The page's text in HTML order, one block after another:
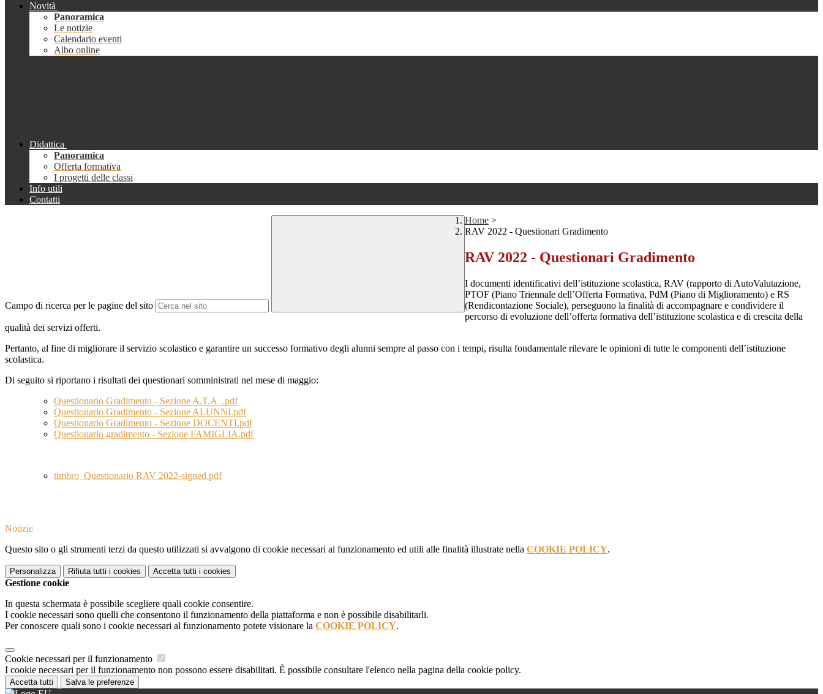
Novità
Panoramica
Le notizie
Calendario eventi
Albo online
Didattica
Panoramica
Offerta formativa
I progetti delle classi
Info utili
Contatti
Campo di ricerca per le pagine del sito
Home >
RAV 2022 - Questionari Gradimento
RAV 2022 - Questionari Gradimento
I documenti identificativi dell’istituzione scolastica, RAV (rapporto di AutoValutazione,
PTOF (Piano Triennale dell’Offerta Formativa, PdM (Piano di Miglioramento) e RS
(Rendicontazione Sociale), perseguono la finalità di accompagnare e condividere il
percorso di evoluzione dell’offerta formativa dell’istituzione scolastica e di crescita della
qualità dei servizi offerti.
Pertanto, al fine di migliorare il servizio scolastico e garantire un successo formativo degli alunni sempre al passo con i tempi, risulta fondamentale rilevare le opinioni di tutte le componenti dell’istituzione
scolastica.
Di seguito si riportano i risultati dei questionari somministrati nel mese di maggio:
Questionario Gradimento - Sezione A.T.A_.pdf
Questionario Gradimento - Sezione ALUNNI.pdf
Questionario Gradimento - Sezione DOCENTI.pdf
Questionario gradimento - Sezione FAMIGLIA.pdf
timbro_Questionario RAV 2022-signed.pdf
Notizie
Questo sito o gli strumenti terzi da questo utilizzati si avvalgono di cookie necessari al funzionamento ed utili alle finalità illustrate nella COOKIE POLICY.
Personalizza Rifiuta tutti i cookies Accetta tutti i cookies
Gestione cookie
In questa schermata è possibile scegliere quali cookie consentire.
I cookie necessari sono quelli che consentono il funzionamento della piattaforma e non è possibile disabilitarli.
Per conoscere quali sono i cookie necessari al funzionamento potete visionare la COOKIE POLICY.
Cookie necessari per il funzionamento
I cookie necessari per il funzionamento non possono essere disabilitati. È possibile consultare l'elenco nella pagina della cookie policy.
Accetta tutti Salva le preferenze